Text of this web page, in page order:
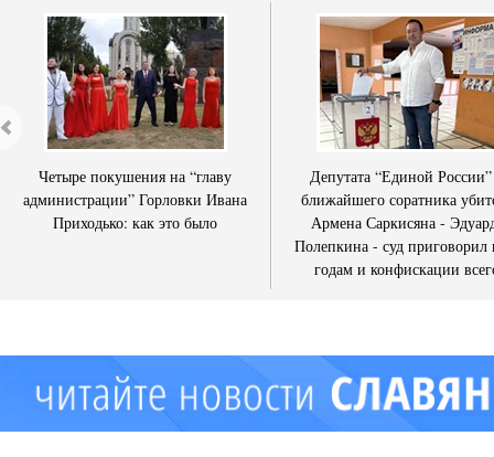
Четыре покушения на “главу
администрации” Горловки Ивана
Приходько: как это было
Депутата “Единой
ближайшего соратника
Армена Саркисяна -
Полепкина - суд приговорил
годам и конфискации